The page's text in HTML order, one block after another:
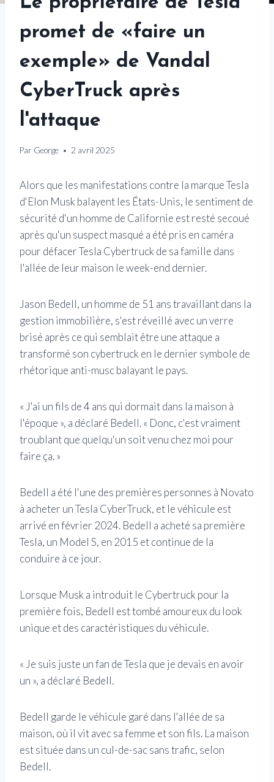
promet de «faire un
exemple» de Vandal
CyberTruck après
l'attaque
Par George 2 avril 2025
Alors que les manifestations contre la marque Tesla
d'Elon Musk balayent les États-Unis, le sentiment de
sécurité d'un homme de Californie est resté secoué
après qu'un suspect masqué a été pris en caméra
pour défacer Tesla Cybertruck de sa famille dans
l'allée de leur maison le week-end dernier.
Jason Bedell, un homme de 51 ans travaillant dans la
gestion immobilière, s'est réveillé avec un verre
brisé après ce qui semblait être une attaque a
transformé son cybertruck en le dernier symbole de
rhétorique anti-musc balayant le pays.
« J'ai un fils de 4 ans qui dormait dans la maison à
l'époque », a déclaré Bedell. « Donc, c'est vraiment
troublant que quelqu'un soit venu chez moi pour
faire ça. »
Bedell a été l'une des premières personnes à Novato
à acheter un Tesla CyberTruck, et le véhicule est
arrivé en février 2024. Bedell a acheté sa première
Tesla, un Model S, en 2015 et continue de la
conduire à ce jour.
Lorsque Musk a introduit le Cybertruck pour la
première fois, Bedell est tombé amoureux du look
unique et des caractéristiques du véhicule.
« Je suis juste un fan de Tesla que je devais en avoir
un », a déclaré Bedell.
Bedell garde le véhicule garé dans l'allée de sa
maison, où il vit avec sa femme et son fils. La maison
est située dans un cul-de-sac sans trafic, selon
Bedell.